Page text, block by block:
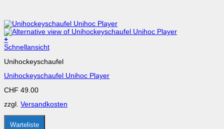
+
Dieses
weist
Varianten
Die
können
auf
der
Schnellansicht
Unihockeyschaufel
Unihockeyschaufel Unihoc Player
CHF 49.00
zzgl. Versandkosten
Warteliste